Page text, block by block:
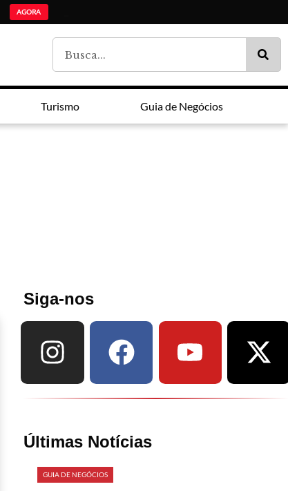
AGORA
Turismo Guia de Negócios
Siga-nos
Últimas Notícias
GUIA DE NEGÓCIOS